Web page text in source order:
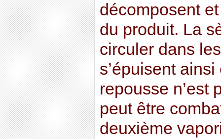
décomposent
du produit. La
circuler dans
s’épuisent
repousse n’est
peut être
deuxième